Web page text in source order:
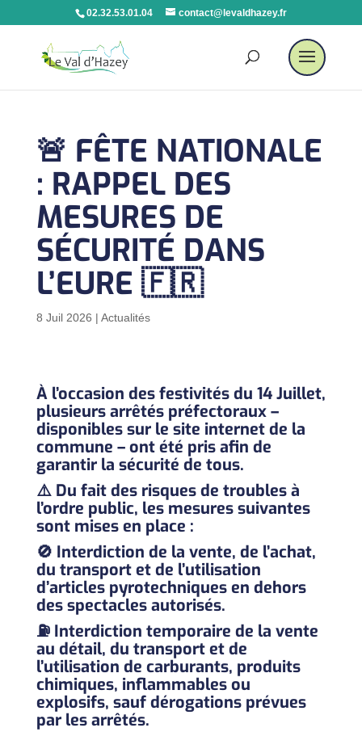
02.32.53.01.04 contact@levaldhazey.fr
🚨 FÊTE NATIONALE
: RAPPEL DES
MESURES DE
SÉCURITÉ DANS
L’EURE 🇫🇷
8 Juil 2026 | Actualités
À l’occasion des festivités du 14 Juillet,
plusieurs arrêtés préfectoraux –
disponibles sur le site internet de la
commune – ont été pris afin de
garantir la sécurité de tous.
⚠️ Du fait des risques de troubles à
l’ordre public, les mesures suivantes
sont mises en place :
🚫 Interdiction de la vente, de l’achat,
du transport et de l’utilisation
d’articles pyrotechniquesen dehors
des spectacles autorisés.
⛽ Interdiction temporaire de la vente
au détail, du transport et de
l’utilisation de carburants, produits
chimiques, inflammables ou
explosifs, sauf dérogations prévues
par les arrêtés.